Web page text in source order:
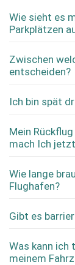
Wie sieht es
Parkplätzen
Zwischen
entscheiden?
Ich bin spät
Mein
mach Ich
Wie lange
Flughafen?
Gibt es
Was kann ich
meinem